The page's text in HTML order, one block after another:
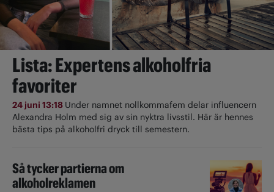
Lista: Expertens alkoholfria
favoriter
24 juni 13:18 Under namnet nollkommafem delar influencern
Alexandra Holm med sig av sin nyktra livsstil. Här är hennes
bästa tips på alkoholfri dryck till semestern.
Så tycker partierna om
alkoholreklamen